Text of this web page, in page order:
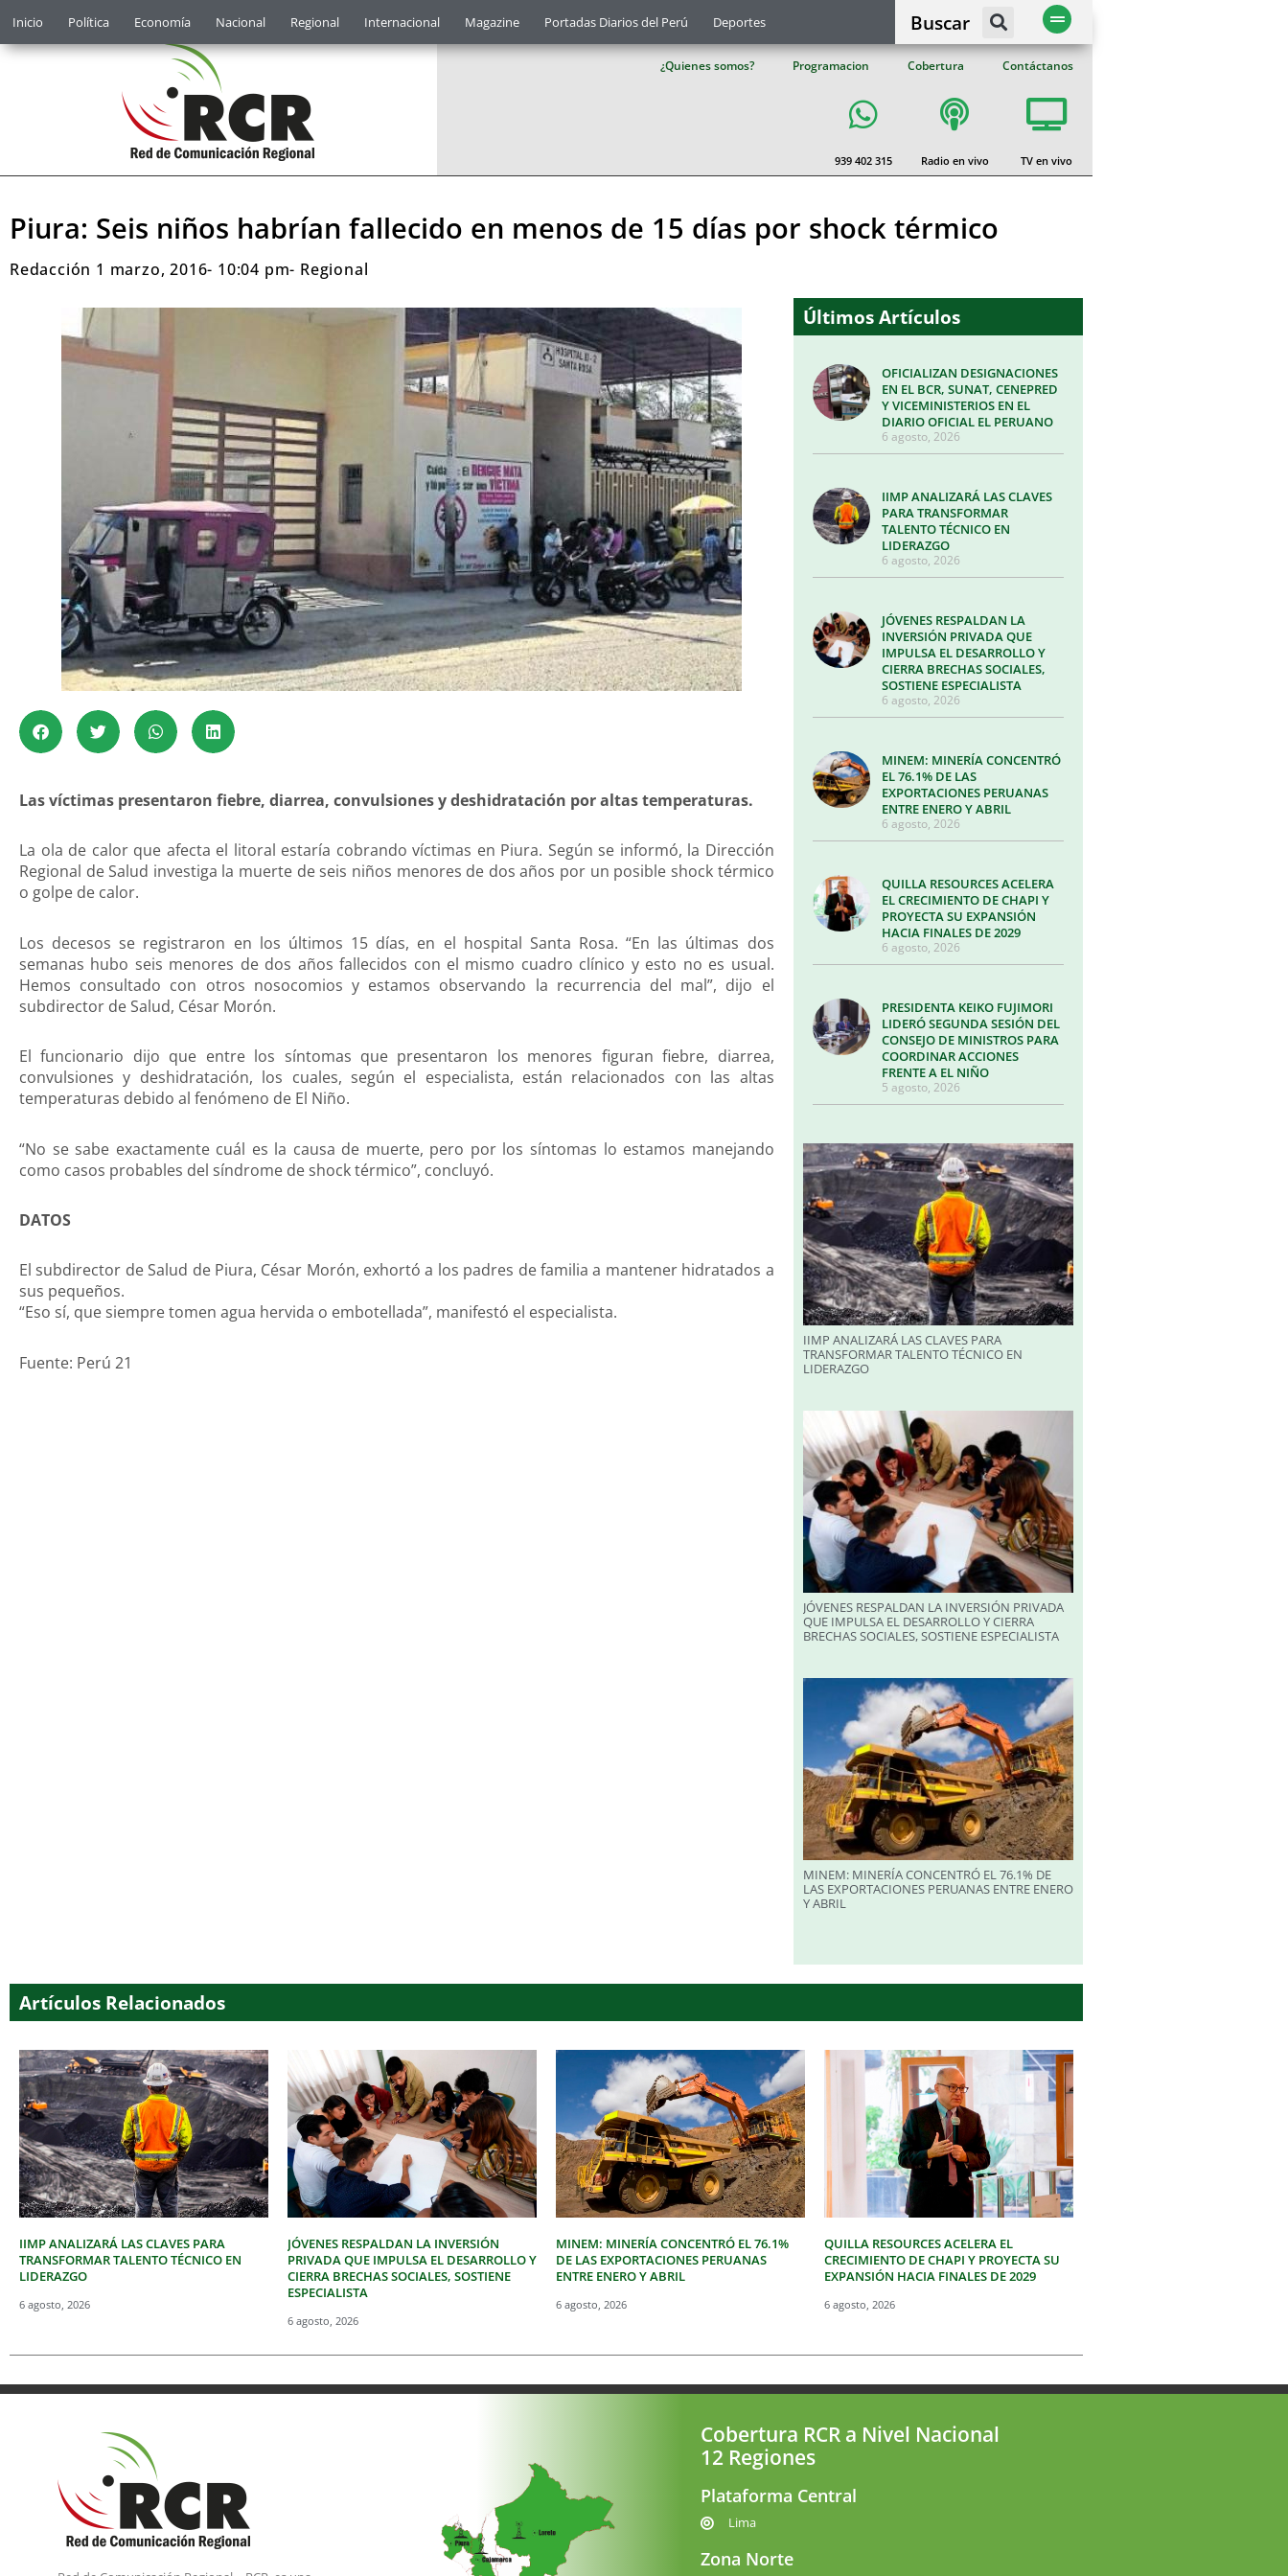
Inicio Política Economía Nacional Regional Internacional Magazine Portadas Diarios del Perú Deportes Buscar
¿Quienes somos? Programacion Cobertura Contáctanos
939 402 315 Radio en vivo TV en vivo
Piura: Seis niños habrían fallecido en menos de 15 días por shock térmico
Redacción 1 marzo, 2016- 10:04 pm- Regional
Las víctimas presentaron fiebre, diarrea, convulsiones y deshidratación por altas temperaturas.
La ola de calor que afecta el litoral estaría cobrando víctimas en Piura. Según se informó, la Dirección
Regional de Salud investiga la muerte de seis niños menores de dos años por un posible shock térmico
o golpe de calor.
Los decesos se registraron en los últimos 15 días, en el hospital Santa Rosa. “En las últimas dos
semanas hubo seis menores de dos años fallecidos con el mismo cuadro clínico y esto no es usual.
Hemos consultado con otros nosocomios y estamos observando la recurrencia del mal”, dijo el
subdirector de Salud, César Morón.
El funcionario dijo que entre los síntomas que presentaron los menores figuran fiebre, diarrea,
convulsiones y deshidratación, los cuales, según el especialista, están relacionados con las altas
temperaturas debido al fenómeno de El Niño.
“No se sabe exactamente cuál es la causa de muerte, pero por los síntomas lo estamos manejando
como casos probables del síndrome de shock térmico”, concluyó.
DATOS
El subdirector de Salud de Piura, César Morón, exhortó a los padres de familia a mantener hidratados a
sus pequeños.
“Eso sí, que siempre tomen agua hervida o embotellada”, manifestó el especialista.
Fuente: Perú 21
Últimos Artículos
OFICIALIZAN DESIGNACIONES
EN EL BCR, SUNAT, CENEPRED
Y VICEMINISTERIOS EN EL
DIARIO OFICIAL EL PERUANO
6 agosto, 2026
IIMP ANALIZARÁ LAS CLAVES
PARA TRANSFORMAR
TALENTO TÉCNICO EN
LIDERAZGO
6 agosto, 2026
JÓVENES RESPALDAN LA
INVERSIÓN PRIVADA QUE
IMPULSA EL DESARROLLO Y
CIERRA BRECHAS SOCIALES,
SOSTIENE ESPECIALISTA
6 agosto, 2026
MINEM: MINERÍA CONCENTRÓ
EL 76.1% DE LAS
EXPORTACIONES PERUANAS
ENTRE ENERO Y ABRIL
6 agosto, 2026
QUILLA RESOURCES ACELERA
EL CRECIMIENTO DE CHAPI Y
PROYECTA SU EXPANSIÓN
HACIA FINALES DE 2029
6 agosto, 2026
PRESIDENTA KEIKO FUJIMORI
LIDERÓ SEGUNDA SESIÓN DEL
CONSEJO DE MINISTROS PARA
COORDINAR ACCIONES
FRENTE A EL NIÑO
5 agosto, 2026
IIMP ANALIZARÁ LAS CLAVES PARA
TRANSFORMAR TALENTO TÉCNICO EN
LIDERAZGO
JÓVENES RESPALDAN LA INVERSIÓN PRIVADA
QUE IMPULSA EL DESARROLLO Y CIERRA
BRECHAS SOCIALES, SOSTIENE ESPECIALISTA
MINEM: MINERÍA CONCENTRÓ EL 76.1% DE
LAS EXPORTACIONES PERUANAS ENTRE ENERO
Y ABRIL
Artículos Relacionados
IIMP ANALIZARÁ LAS CLAVES PARA
TRANSFORMAR TALENTO TÉCNICO EN
LIDERAZGO
6 agosto, 2026
JÓVENES RESPALDAN LA INVERSIÓN
PRIVADA QUE IMPULSA EL DESARROLLO Y
CIERRA BRECHAS SOCIALES, SOSTIENE
ESPECIALISTA
6 agosto, 2026
MINEM: MINERÍA CONCENTRÓ EL 76.1%
DE LAS EXPORTACIONES PERUANAS
ENTRE ENERO Y ABRIL
6 agosto, 2026
QUILLA RESOURCES ACELERA EL
CRECIMIENTO DE CHAPI Y PROYECTA SU
EXPANSIÓN HACIA FINALES DE 2029
6 agosto, 2026
Cobertura RCR a Nivel Nacional
12 Regiones
Plataforma Central
Lima
Zona Norte